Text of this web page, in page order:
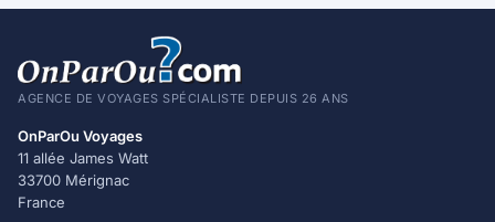
AGENCE DE VOYAGES SPÉCIALISTE DEPUIS 26 ANS
OnParOu Voyages
11 allée James Watt
33700 Mérignac
France